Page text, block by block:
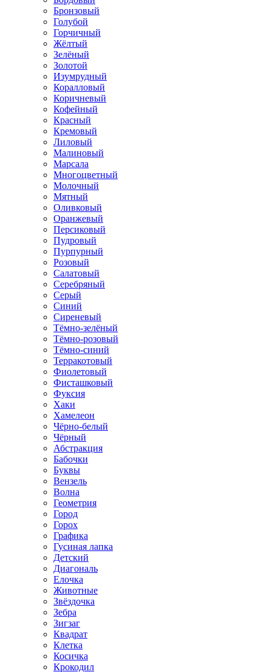
Бронзовый
Голубой
Горчичный
Жёлтый
Зелёный
Золотой
Изумрудный
Коралловый
Коричневый
Кофейный
Красный
Кремовый
Лиловый
Малиновый
Марсала
Многоцветный
Молочный
Мятный
Оливковый
Оранжевый
Персиковый
Пудровый
Пурпурный
Розовый
Салатовый
Серебряный
Серый
Синий
Сиреневый
Тёмно-зелёный
Тёмно-розовый
Тёмно-синий
Терракотовый
Фиолетовый
Фисташковый
Фуксия
Хаки
Хамелеон
Чёрно-белый
Чёрный
Абстракция
Бабочки
Буквы
Вензель
Волна
Геометрия
Город
Горох
Графика
Гусиная лапка
Детский
Диагональ
Елочка
Животные
Звёздочка
Зебра
Зигзаг
Квадрат
Клетка
Косичка
Крокодил